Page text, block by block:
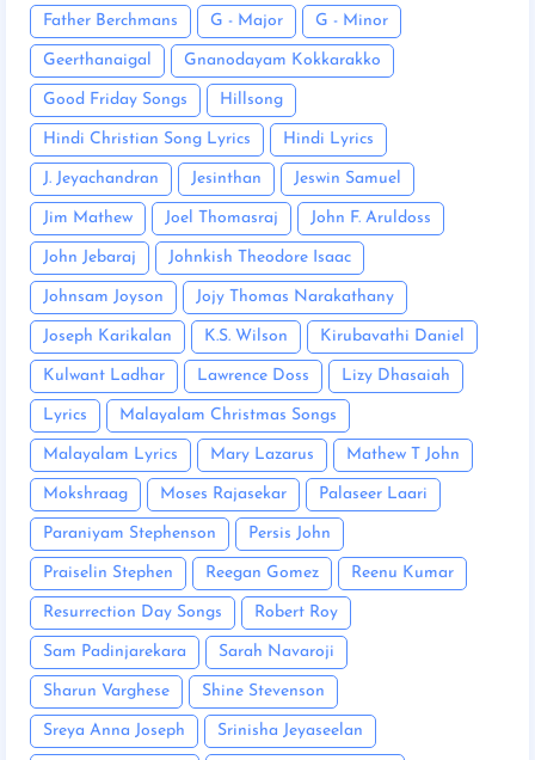
Father Berchmans G - Major G - Minor
Geerthanaigal Gnanodayam Kokkarakko
Good Friday Songs Hillsong
Hindi Christian Song Lyrics Hindi Lyrics
J. Jeyachandran Jesinthan Jeswin Samuel
Jim Mathew Joel Thomasraj John F. Aruldoss
John Jebaraj Johnkish Theodore Isaac
Johnsam Joyson Jojy Thomas Narakathany
Joseph Karikalan K.S. Wilson Kirubavathi Daniel
Kulwant Ladhar Lawrence Doss Lizy Dhasaiah
Lyrics Malayalam Christmas Songs
Malayalam Lyrics Mary Lazarus Mathew T John
Mokshraag Moses Rajasekar Palaseer Laari
Paraniyam Stephenson Persis John
Praiselin Stephen Reegan Gomez Reenu Kumar
Resurrection Day Songs Robert Roy
Sam Padinjarekara Sarah Navaroji
Sharun Varghese Shine Stevenson
Sreya Anna Joseph Srinisha Jeyaseelan